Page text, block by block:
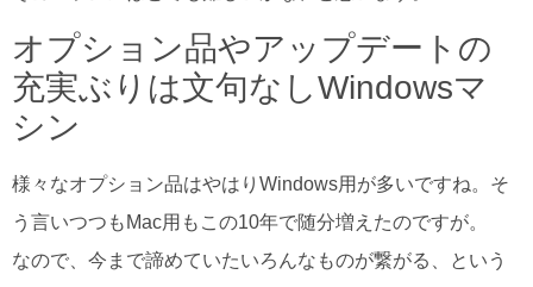
オプション品やアップデートの
充実ぶりは文句なしWindowsマ
シン
様々なオプション品はやはりWindows用が多いですね。そ
う言いつつもMac用もこの10年で随分増えたのですが。
なので、今まで諦めていたいろんなものが繋がる、という